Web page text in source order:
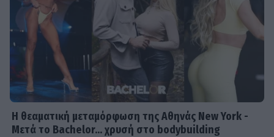
Η θεαματική μεταμόρφωση της Αθηνάς New York -
Μετά το Bachelor... χρυσή στο bodybuilding